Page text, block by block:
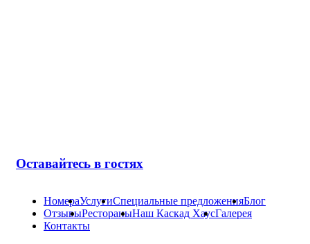
Оставайтесь в гостях
НомераУслугиСпециальные предложенияБлог
ОтзывыРестораныНаш Каскад ХаусГалерея
Контакты